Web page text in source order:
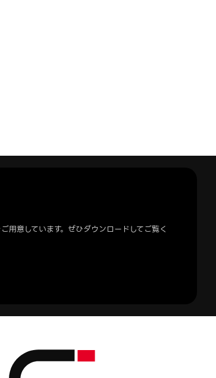
用意しています。ぜひダウンロードしてご覧く